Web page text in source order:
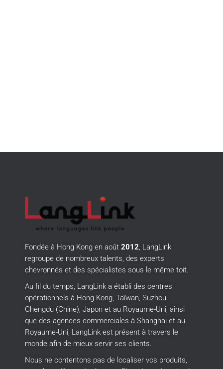
Fondée à Hong Kong en août 2012, LangLink
regroupe de nombreux talents, des experts
chevronnés et des spécialistes sous le même toit.
Au fil du temps, LangLink a établi des centres
opérationnels à Hong Kong, Taïwan, Suzhou,
Chengdu (Chine), Japon et au Royaume-Uni, ainsi
que des agences commerciales à Shanghai et au
Royaume-Uni, LangLink est présent à travers le
monde afin de mieux servir ses clients.
Nous ne contentons pas de localiser vos produits,